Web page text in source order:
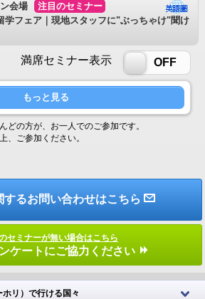
会場
注目のセミナー
学フェア｜現地スタッフに"ぶっちゃけ"聞け
満席セミナー表示ON OFF
もっと見る
どの方が、お一人でのご参加です。
、ご参加ください。
するお問い合わせはこちら
セミナーが無い場合はこちら
ケートにご協力ください
リ）で行ける国々